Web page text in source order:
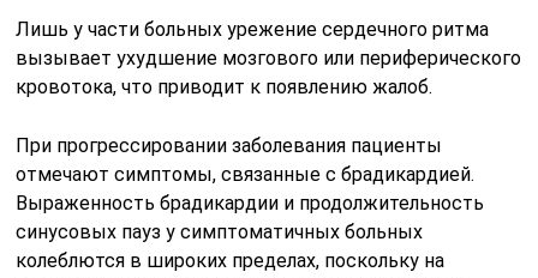
Лишь у части больных урежение сердечного ритма
вызывает ухудшение мозгового или периферического
кровотока, что приводит к появлению жалоб.
При прогрессировании заболевания пациенты
отмечают симптомы, связанные с брадикардией.
Выраженность брадикардии и продолжительность
синусовых пауз у симптоматичных больных
колеблются в широких пределах, поскольку на